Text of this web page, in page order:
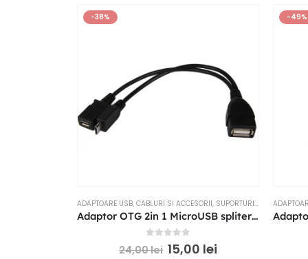
-38%
ADAPTOARE USB, CABLURI SI ACCESORII, SUPORTURI SI ACCESORII
Adaptor OTG 2in 1 MicroUSB spliter Y 20 cm
out of 5
24,00lei 15,00 lei
-49%